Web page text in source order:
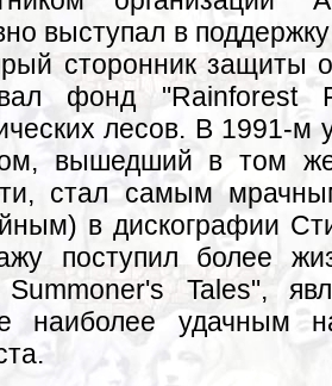
выступал в
сторонник
фонд "Rainforest
лесов. В 1991-м
вышедший в том
стал самым
в дискографии
поступил более
Summoner's Tales",
наиболее удачным